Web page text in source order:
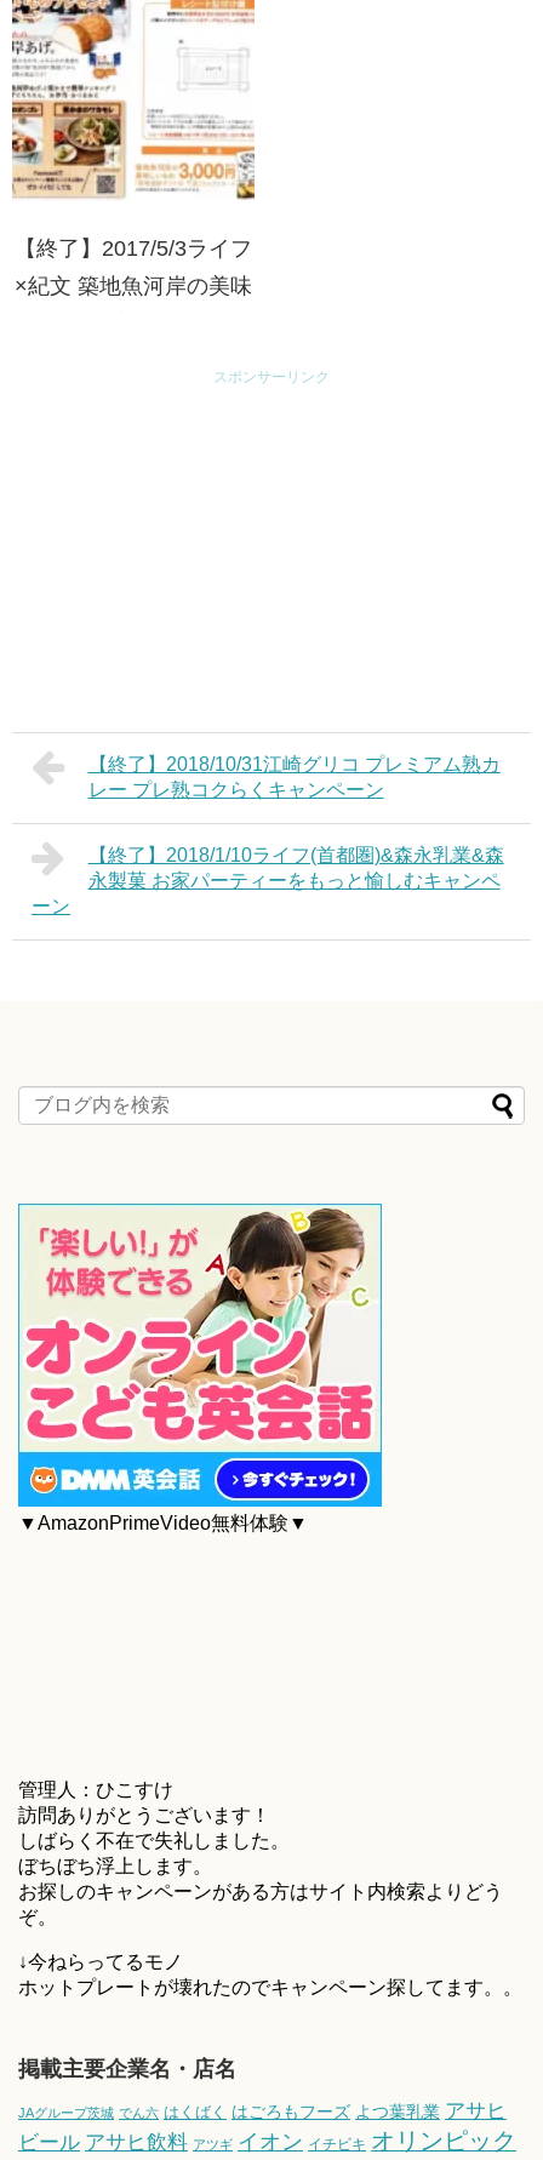
ンは家にある。キャンペ
ーン
【終了】2017/5/3ライフ
×紀文 築地魚河岸の美味
スポンサーリンク
【終了】2018/10/31江崎グリコ プレミアム熟カ
レー プレ熟コクらくキャンペーン
【終了】2018/1/10ライフ(首都圏)&森永乳業&森
永製菓 お家パーティーをもっと愉しむキャンペ
ーン
▼AmazonPrimeVideo無料体験▼
管理人：ひこすけ
訪問ありがとうございます！
しばらく不在で失礼しました。
ぼちぼち浮上します。
お探しのキャンペーンがある方はサイト内検索よりどう
ぞ。
↓今ねらってるモノ
ホットプレートが壊れたのでキャンペーン探してます。。
掲載主要企業名・店名
JAグループ茨城 でん六 はくばく はごろもフーズ よつ葉乳業 アサヒ
ビール アサヒ飲料 アツギ イオン イチビキ オリンピック